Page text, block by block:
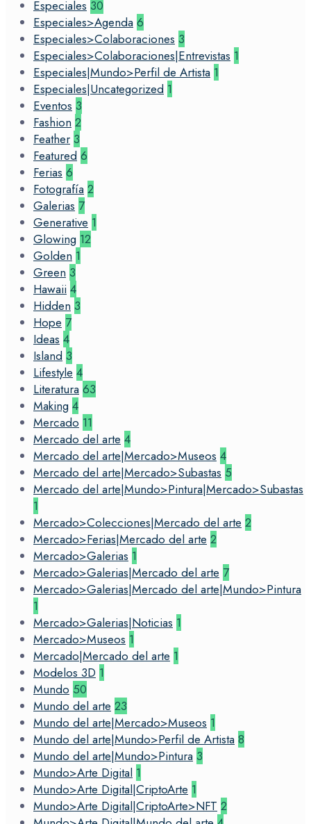
Especiales 30
Especiales>Agenda 6
Especiales>Colaboraciones 3
Especiales>Colaboraciones|Entrevistas 1
Especiales|Mundo>Perfil de Artista 1
Especiales|Uncategorized 1
Eventos 3
Fashion 2
Feather 3
Featured 6
Ferias 6
Fotografía 2
Galerias 7
Generative 1
Glowing 12
Golden 1
Green 3
Hawaii 4
Hidden 3
Hope 7
Ideas 4
Island 3
Lifestyle 4
Literatura 63
Making 4
Mercado 11
Mercado del arte 4
Mercado del arte|Mercado>Museos 4
Mercado del arte|Mercado>Subastas 5
Mercado del arte|Mundo>Pintura|Mercado>Subastas
1
Mercado>Colecciones|Mercado del arte 2
Mercado>Ferias|Mercado del arte 2
Mercado>Galerias 1
Mercado>Galerias|Mercado del arte 7
Mercado>Galerias|Mercado del arte|Mundo>Pintura
1
Mercado>Galerias|Noticias 1
Mercado>Museos 1
Mercado|Mercado del arte 1
Modelos 3D 1
Mundo 50
Mundo del arte 23
Mundo del arte|Mercado>Museos 1
Mundo del arte|Mundo>Perfil de Artista 8
Mundo del arte|Mundo>Pintura 3
Mundo>Arte Digital 1
Mundo>Arte Digital|CriptoArte 1
Mundo>Arte Digital|CriptoArte>NFT 2